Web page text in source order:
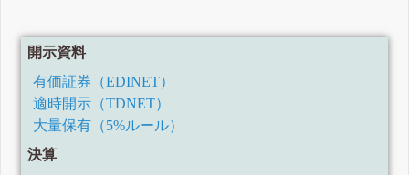
開示資料
有価証券（EDINET）
適時開示（TDNET）
大量保有（5%ルール）
決算